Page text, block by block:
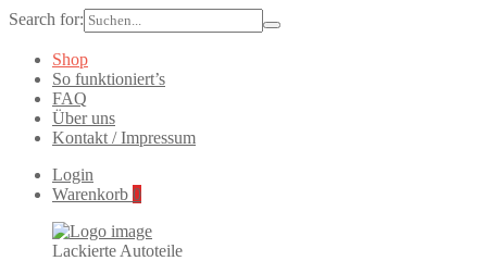
Search for:
Shop
So funktioniert’s
FAQ
Über uns
Kontakt / Impressum
Login
Warenkorb 0
Lackierte Autoteile